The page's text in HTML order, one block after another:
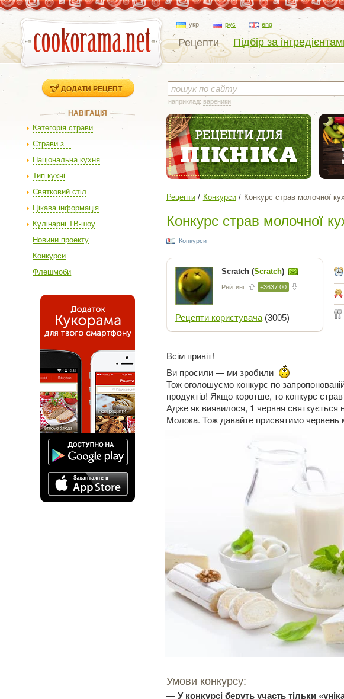
укр рус eng
Рецепти Підбір за
ДОДАТИ РЕЦЕПТ
НАВІГАЦІЯ
Категорія страви
Страви з...
Національна кухня
Тип кухні
Святковий стіл
Цікава інформація
Кулінарні ТВ-шоу
Новини проекту
Конкурси
Флешмоби
наприклад: вареники
Рецепти Конкурси Конкурс страв молочної
Конкурс страв молочної
Конкурси
Scratch (Scratch)
Рейтинг +3637.00
Рецепти користувача(3005)
Всім привіт!
Ви просили — ми зробили
Тож оголошуємо конкурс по
продуктів! Якщо коротше, то конкурс страв
Адже як виявилося, 1 червня святкується
Молока. Тож давайте присвятимо червень
Умови конкурсу:
—У конкурсі беруть участь тільки